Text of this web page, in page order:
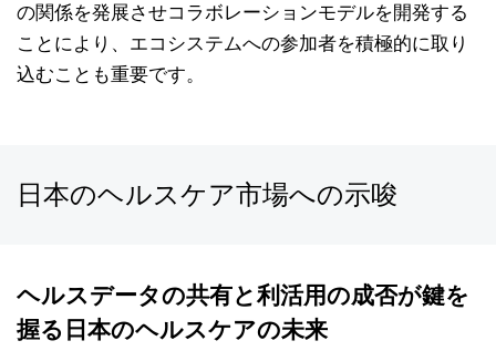
の関係を発展させコラボレーションモデルを開発する
ことにより、エコシステムへの参加者を積極的に取り
込むことも重要です。
日本のヘルスケア市場への示唆
ヘルスデータの共有と利活用の成否が鍵を
握る日本のヘルスケアの未来